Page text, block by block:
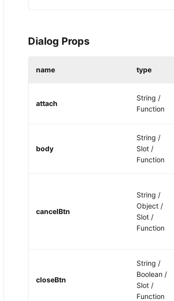
Dialog Props
name type
attach
String /
Function
body
String /
Slot /
Function
cancelBtn
String /
Object /
Slot /
Function
closeBtn
String /
Boolean /
Slot /
Function